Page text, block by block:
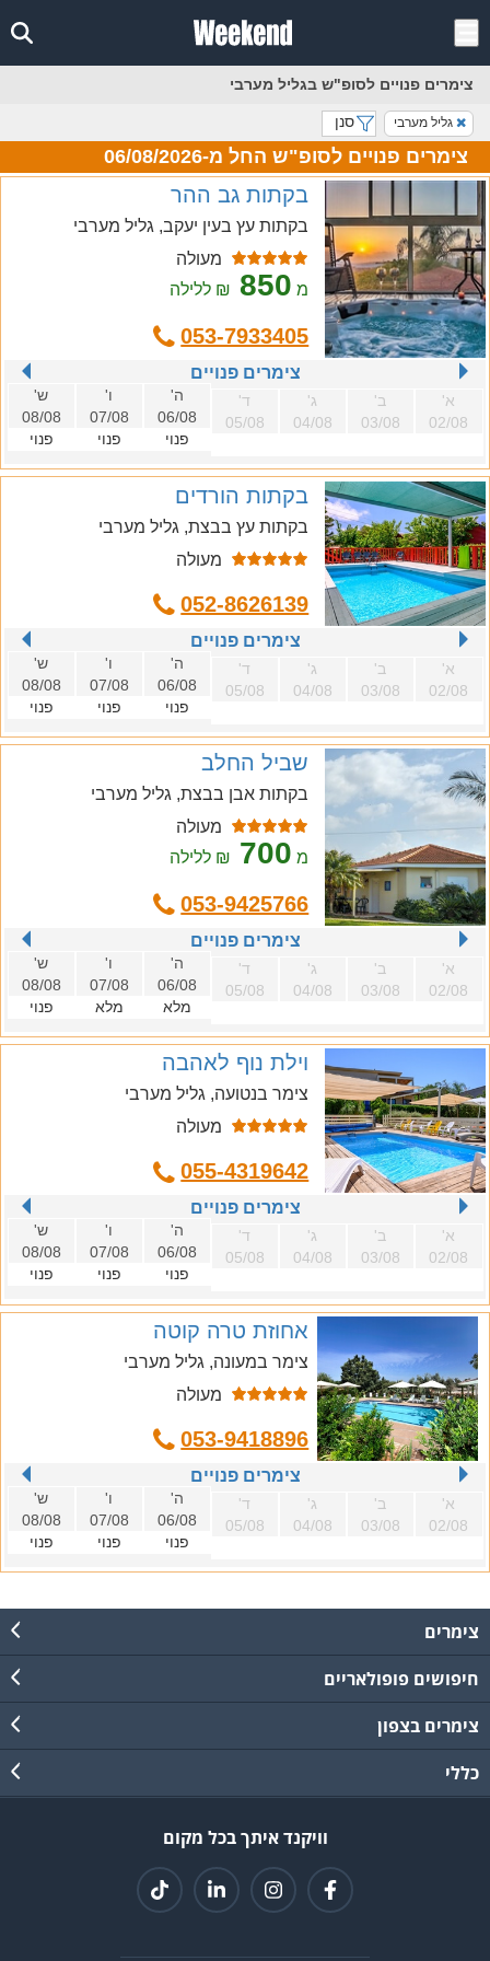
צימרים פנויים לסופ"ש בגליל מערבי
גליל מערבי סנן
צימרים פנויים לסופ"ש החל מ-06/08/2026
בקתות גב ההר
בקתות עץ בעין יעקב, גליל מערבי
מעולה
מ 850 ₪ ללילה
053-7933405
צימרים פנויים
א'
02/08
ב'
03/08
ג'
04/08
ד'
05/08
ה'
06/08
פנוי
ו'
07/08
פנוי
ש'
08/08
פנוי
בקתות הורדים
בקתות עץ בבצת, גליל מערבי
מעולה
052-8626139
צימרים פנויים
א'
02/08
ב'
03/08
ג'
04/08
ד'
05/08
ה'
06/08
פנוי
ו'
07/08
פנוי
ש'
08/08
פנוי
שביל החלב
בקתות אבן בבצת, גליל מערבי
מעולה
מ 700 ₪ ללילה
053-9425766
צימרים פנויים
א'
02/08
ב'
03/08
ג'
04/08
ד'
05/08
ה'
06/08
מלא
ו'
07/08
מלא
ש'
08/08
פנוי
וילת נוף לאהבה
צימר בנטועה, גליל מערבי
מעולה
055-4319642
צימרים פנויים
א'
02/08
ב'
03/08
ג'
04/08
ד'
05/08
ה'
06/08
פנוי
ו'
07/08
פנוי
ש'
08/08
פנוי
אחוזת טרה קוטה
צימר במעונה, גליל מערבי
מעולה
053-9418896
צימרים פנויים
א'
02/08
ב'
03/08
ג'
04/08
ד'
05/08
ה'
06/08
פנוי
ו'
07/08
פנוי
ש'
08/08
פנוי
צימרים
חיפושים פופולאריים
צימרים בצפון
כללי
וויקנד איתך בכל מקום